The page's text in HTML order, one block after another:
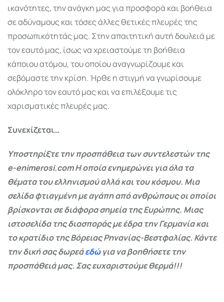
ικανότητες, την ανάγκη μας για προσφορά και βοήθεια
σε αδύναμους και τόσες άλλες θετικές πλευρές της
προσωπικότητάς μας. Στην απαιτητική αυτή δουλειά με
τον εαυτό μας, ίσως να χρειαστούμε τη βοήθεια
κάποιου ατόμου, του οποίου αναγνωρίζουμε και
σεβόμαστε την κρίση. Ήρθε η στιγμή να γνωρίσουμε
ολόκληρο τον εαυτό μας και να επιλέξουμε τις
χαρισματικές πλευρές μας.
Συνεχίζεται…
Υποστηρίξτε την προσπάθεια των συντελεστών της
e-enimerosi.com Η οποία ενημερώνει για όλα τα
θέματα του ελληνισμού αλλά και του κόσμου. Μια
σελίδα φτιαγμένη με αγάπη από ανθρώπους οι οποίοι
βρίσκονται σε διάφορα σημεία της Ευρώπης. Μιας
ιστοσελίδα της διασποράς με έδρα την Γερμανία και
το κρατίδιο της Βόρειας Ρηνανίας-Βεστφαλίας. Κάντε
την δική σας δωρεάεδώγια να βοηθήσετε την
προσπάθειά μας. Σας ευχαριστούμε θερμά!!!